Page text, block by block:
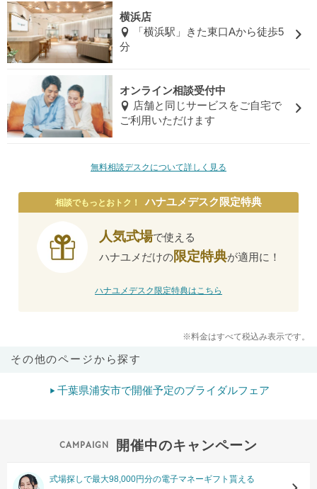
横浜店
「横浜駅」きた東口Aから徒歩5
分
オンライン相談受付中
店舗と同じサービスをご自宅で
ご利用いただけます
無料相談デスクについて詳しく見る
相談でもっとおトク！ ハナユメデスク限定特典
人気式場で使える
ハナユメだけの限定特典が適用に！
ハナユメデスク限定特典はこちら
※料金はすべて税込み表示です。
その他のページから探す
千葉県浦安市で開催予定のブライダルフェア
開催中のキャンペーン
式場探しで最大98,000円分の電子マネーギフト貰える